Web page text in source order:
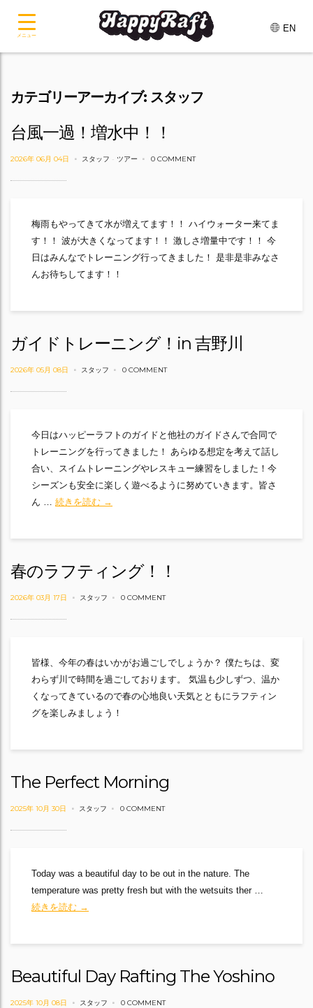
EN
カテゴリーアーカイブ: スタッフ
台風一過！増水中！！
2026年 06月 04日 スタッフ - ツアー 0 COMMENT
梅雨もやってきて水が増えてます！！ ハイウォーター来てま
す！！ 波が大きくなってます！！ 激しさ増量中です！！ 今
日はみんなでトレーニング行ってきました！ 是非是非みなさ
んお待ちしてます！！
ガイドトレーニング！in 吉野川
2026年 05月 08日 スタッフ 0 COMMENT
今日はハッピーラフトのガイドと他社のガイドさんで合同で
トレーニングを行ってきました！ あらゆる想定を考えて話し
合い、スイムトレーニングやレスキュー練習をしました！今
シーズンも安全に楽しく遊べるように努めていきます。皆さ
ん … 続きを読む ガイドトレーニング！in 吉野川
→
春のラフティング！！
2026年 03月 17日 スタッフ 0 COMMENT
皆様、今年の春はいかがお過ごしでしょうか？ 僕たちは、変
わらず川で時間を過ごしております。 気温も少しずつ、温か
くなってきているので春の心地良い天気とともにラフティン
グを楽しみましょう！
The Perfect Morning
2025年 10月 30日 スタッフ 0 COMMENT
Today was a beautiful day to be out in the nature. The
temperature was pretty fresh but with the wetsuits ther …
続きを読む The Perfect Morning
→
Beautiful Day Rafting The Yoshino
2025年 10月 08日 スタッフ 0 COMMENT
メニュー